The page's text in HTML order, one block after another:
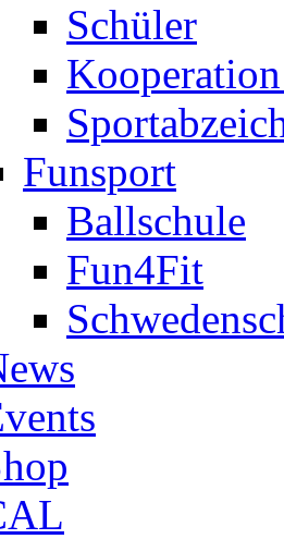
Schüler
Funsport
Ballschule
Fun4Fit